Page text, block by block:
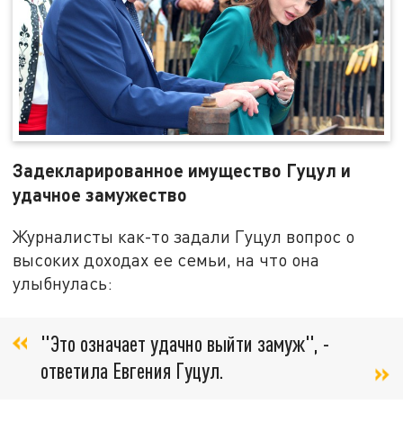
Задекларированное имущество Гуцул и
удачное замужество
Журналисты как-то задали Гуцул вопрос о
высоких доходах ее семьи, на что она
улыбнулась:
"Это означает удачно выйти замуж", -
ответила Евгения Гуцул.